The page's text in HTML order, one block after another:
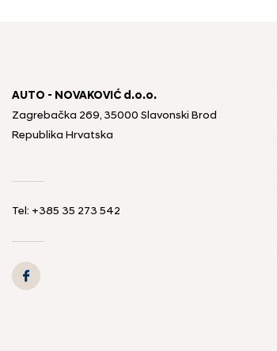
AUTO - NOVAKOVIĆ d.o.o.
Zagrebačka 269, 35000 Slavonski Brod
Republika Hrvatska
Tel: +385 35 273 542